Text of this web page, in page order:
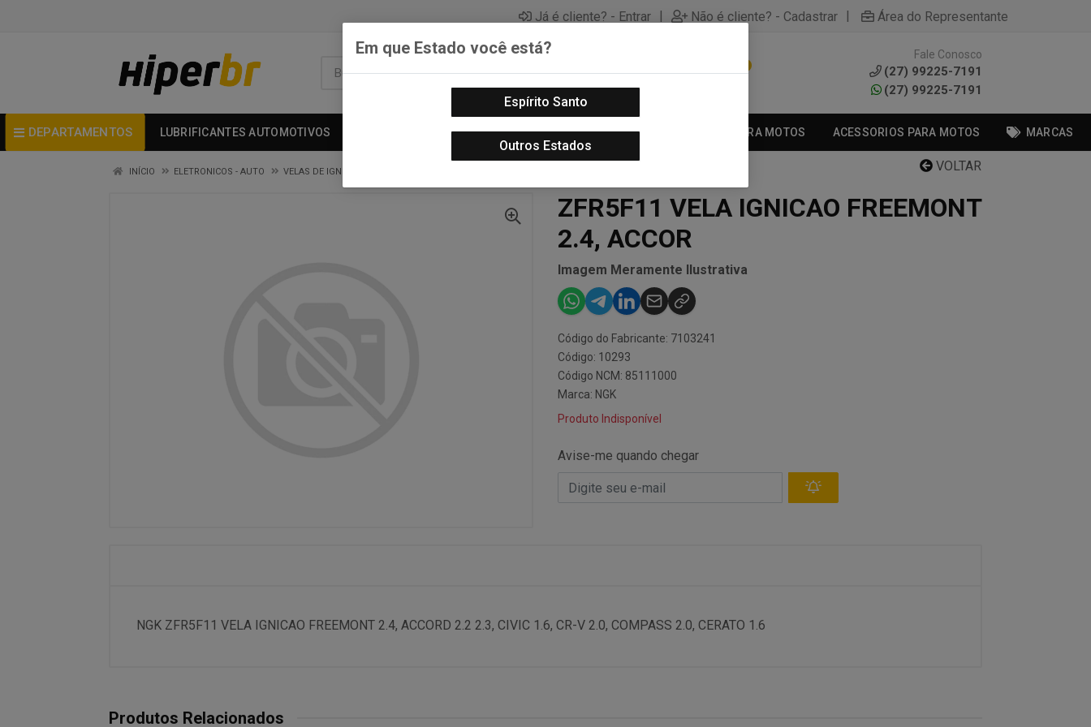
Já é cliente? - Entrar | Não é cliente? - Cadastrar | Área do Representante
Fale Conosco
(27) 99225-7191
(27) 99225-7191
DEPARTAMENTOS LUBRIFICANTES AUTOMOTIVOS PECAS AUTOMOTIVAS LUBRIFICANTES PARA MOTOS PECAS PARA MOTOS ACESSORIOS PARA MOTOS MARCAS
VOLTAR
INÍCIO ELETRONICOS - AUTO VELAS DE IGNICAO - AUTO
ZFR5F11 VELA IGNICAO FREEMONT
2.4, ACCOR
Imagem Meramente Ilustrativa
Código do Fabricante: 7103241
Código: 10293
Código NCM: 85111000
Marca: NGK
Produto Indisponível
Avise-me quando chegar
NGK ZFR5F11 VELA IGNICAO FREEMONT 2.4, ACCORD 2.2 2.3, CIVIC 1.6, CR-V 2.0, COMPASS 2.0, CERATO 1.6
Produtos Relacionados
Em que Estado você está?
Espírito Santo
Outros Estados